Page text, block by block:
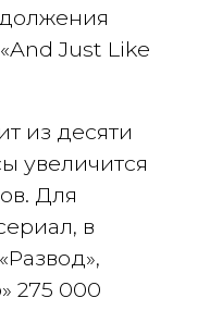
Just Like
из десяти
увеличится
Для
в
275 000